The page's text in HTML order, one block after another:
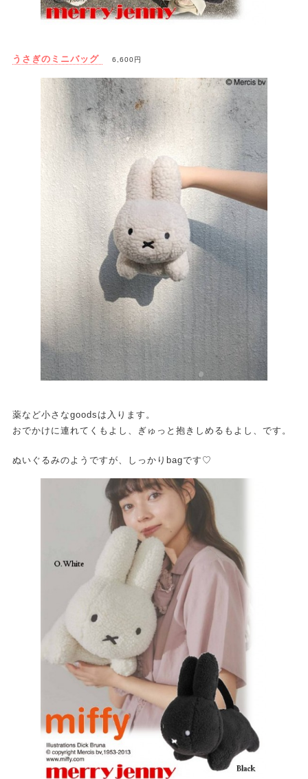
うさぎのミニバッグ 6,600円
薬など小さなgoodsは入ります。
おでかけに連れてくもよし、ぎゅっと抱きしめるもよし、です。
ぬいぐるみのようですが、しっかりbagです♡